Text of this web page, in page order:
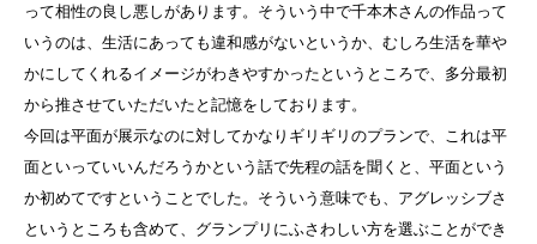
って相性の良し悪しがあります。そういう中で千本木さんの作品って
いうのは、生活にあっても違和感がないというか、むしろ生活を華や
かにしてくれるイメージがわきやすかったというところで、多分最初
から推させていただいたと記憶をしております。
今回は平面が展示なのに対してかなりギリギリのプランで、これは平
面といっていいんだろうかという話で先程の話を聞くと、平面という
か初めてですということでした。そういう意味でも、アグレッシブさ
というところも含めて、グランプリにふさわしい方を選ぶことができ